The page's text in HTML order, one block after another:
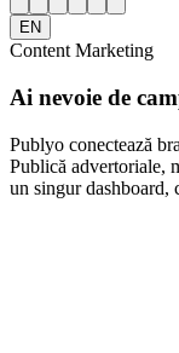
EN
Content Marketing
Ai nevoie de
Publyo conectează
Publică advertoriale,
un singur dashboard,